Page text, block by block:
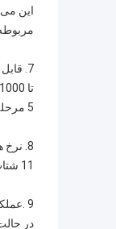
مربوطه
7. قابل برنامه ریزی
5 مرحله (تنظیم سرعت، زمان، دما) تقسیم کرد تا نیازهای آزمایشی متنوع را برآورده کند.
8. نرخ های ACC/DEC
11 شتاب و 11 سرعت کاهش، برای جلوگیری از امولسیون دوم یا کدورت، برای دستیابی به بهترین نتیجه سانتریفیوژ.
9 .عملکرد رابط اصلی